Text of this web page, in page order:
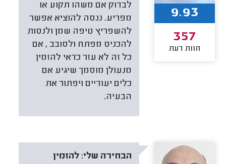
לבדוק אם משהו תקוע או
מפריע. ננסה להוציא אפשר
להשפריץ טיפה שמן ולנסות
להכניס מפתח ולסובב , אם
כל זה לא עזר כדאי להזמין
מנעולן מוסמך שיגיע אם
כלים יעודיים ויפתור את
הבעיה.
9.93
357
חוות דעת
הבחירה שלי: להזמין